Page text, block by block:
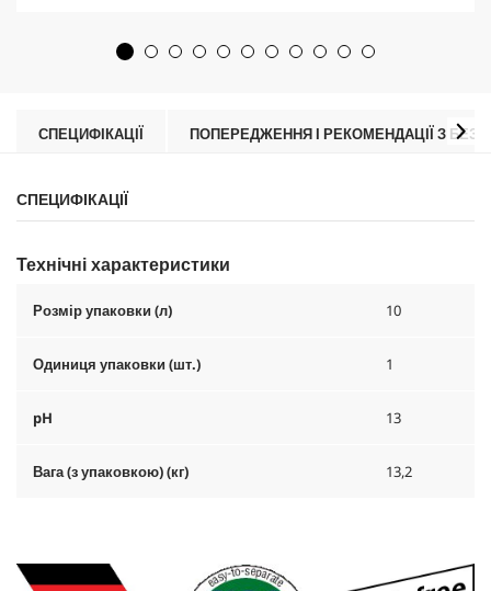
СПЕЦИФІКАЦІЇ ПОПЕРЕДЖЕННЯ І РЕКОМЕНДАЦІЇ З
СПЕЦИФІКАЦІЇ
Технічні характеристики
Розмір упаковки (л) 10
Одиниця упаковки (шт.) 1
pH 13
Вага (з упаковкою) (кг) 13,2